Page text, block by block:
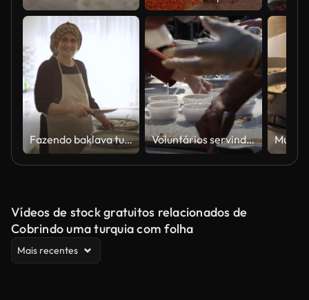
Fazendo baklava turco tradicional em casa Voluntários servindo grande quantidade de alimentos
Vídeos de stock gratuitos relacionados de
Cobrindo uma turquia com folha
Mais recentes